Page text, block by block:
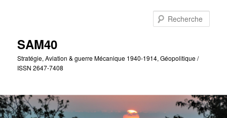
SAM40
Stratégie, Aviation & guerre Mécanique 1940-1914, Géopolitique /
ISSN 2647-7408